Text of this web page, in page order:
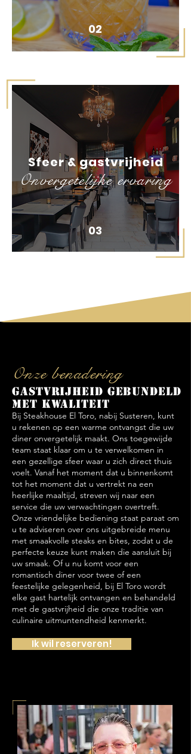
02
03
Onvergetelijke ervaring
Sfeer & gastvrijheid
Onze benadering
Gastvrijheid gebundeld
met kwaliteit
Bij Steakhouse El Toro, nabij Susteren, kunt
u rekenen op een warme ontvangst die uw
diner onvergetelijk maakt. Ons toegewijde
team staat klaar om u te verwelkomen in
een gezellige sfeer waar u zich direct thuis
voelt. Vanaf het moment dat u binnenkomt
tot het moment dat u vertrekt na een
heerlijke maaltijd, streven wij naar een
service die uw verwachtingen overtreft.
Onze vriendelijke bediening staat paraat om
u te adviseren over ons uitgebreide menu
met smaakvolle steaks en bites, zodat u de
perfecte keuze kunt maken die aansluit bij
uw smaak. Of u nu komt voor een
romantisch diner voor twee of een
feestelijke gelegenheid, bij El Toro wordt
elke gast hartelijk ontvangen en behandeld
met de gastvrijheid die onze traditie van
culinaire uitmuntendheid kenmerkt.
Ik wil reserveren!